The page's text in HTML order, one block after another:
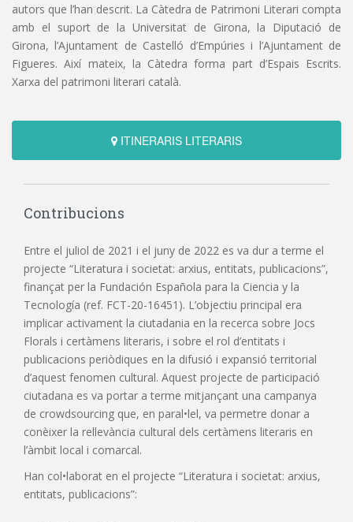
autors que l’han descrit. La Càtedra de Patrimoni Literari compta
amb el suport de la Universitat de Girona, la Diputació de
Girona, l’Ajuntament de Castelló d’Empúries i l’Ajuntament de
Figueres. Així mateix, la Càtedra forma part d’Espais Escrits.
Xarxa del patrimoni literari català.
ITINERARIS LITERARIS
Contribucions
Entre el juliol de 2021 i el juny de 2022 es va dur a terme el
projecte “Literatura i societat: arxius, entitats, publicacions”,
finançat per la Fundación Española para la Ciencia y la
Tecnología (ref. FCT-20-16451). L’objectiu principal era
implicar activament la ciutadania en la recerca sobre Jocs
Florals i certàmens literaris, i sobre el rol d’entitats i
publicacions periòdiques en la difusió i expansió territorial
d’aquest fenomen cultural. Aquest projecte de participació
ciutadana es va portar a terme mitjançant una campanya
de crowdsourcing que, en paral•lel, va permetre donar a
conèixer la rellevància cultural dels certàmens literaris en
l’àmbit local i comarcal.
Han col•laborat en el projecte “Literatura i societat: arxius,
entitats, publicacions”: